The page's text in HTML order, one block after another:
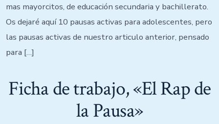
mas mayorcitos, de educación secundaria y bachillerato.
Os dejaré aquí 10 pausas activas para adolescentes, pero
las pausas activas de nuestro articulo anterior, pensado
para […]
Ficha de trabajo, «El Rap de
la Pausa»